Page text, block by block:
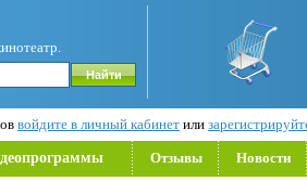
войдите в личный кабинет или
Отзывы Новости